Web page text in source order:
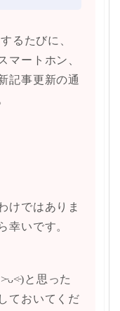
るたびに、
マートホン、
記事更新の通
けではありま
幸いです。
と思った
ておいてくだ